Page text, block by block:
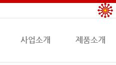
사업소개 제품소개